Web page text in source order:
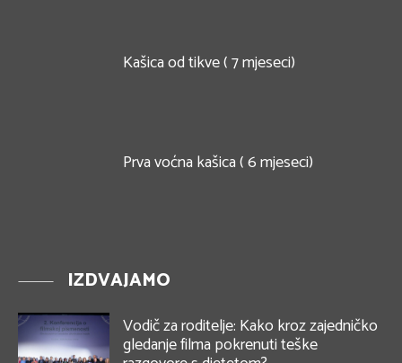
Kašica od tikve ( 7 mjeseci)
Prva voćna kašica ( 6 mjeseci)
IZDVAJAMO
Vodič za roditelje: Kako kroz zajedničko
gledanje filma pokrenuti teške